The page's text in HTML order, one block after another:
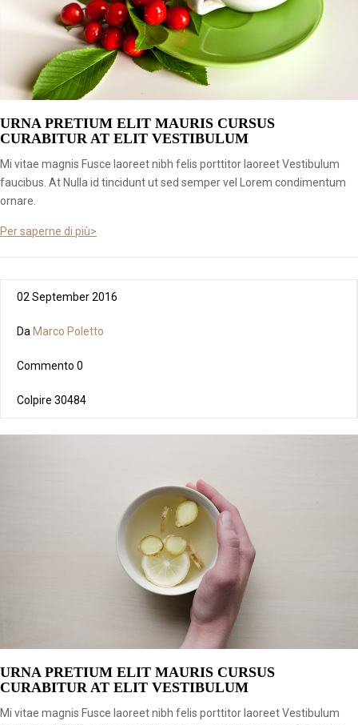
URNA PRETIUM ELIT MAURIS CURSUS
CURABITUR AT ELIT VESTIBULUM
Mi vitae magnis Fusce laoreet nibh felis porttitor laoreet Vestibulum
faucibus. At Nulla id tincidunt ut sed semper vel Lorem condimentum
ornare.
Per saperne di più>
02 September 2016
Da Marco Poletto
Commento 0
Colpire 30484
URNA PRETIUM ELIT MAURIS CURSUS
CURABITUR AT ELIT VESTIBULUM
Mi vitae magnis Fusce laoreet nibh felis porttitor laoreet Vestibulum